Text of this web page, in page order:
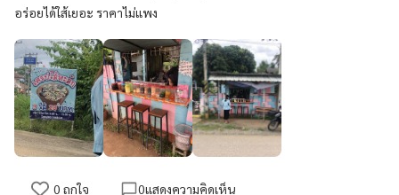
อร่อยได้ใส้เยอะ ราคาไม่แพง
0 ถูกใจ 0แสดงความคิดเห็น